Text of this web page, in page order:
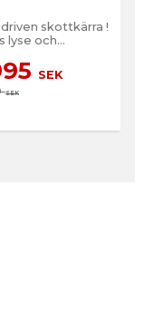
skottkärra !
lyse och
SEK
SEK